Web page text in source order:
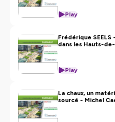
Play
Frédérique SEELS
dans les Hauts-
Play
La chaux, un
sourcé - Michel